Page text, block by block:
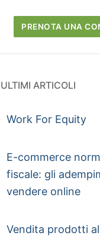
PRENOTA UNA
ULTIMI ARTICOLI
Work For Equity
E-commerce
fiscale: gli
vendere online
Vendita prodotti